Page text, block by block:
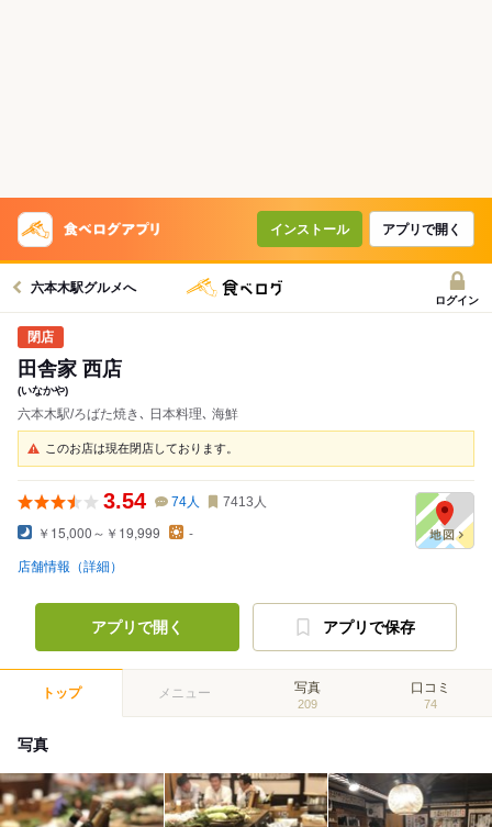
インストール アプリで開く
六本木駅グルメへ
ログイン
田舎家 西店
(いなかや)
六本木駅/ろばた焼き､ 日本料理､ 海鮮
このお店は現在閉店しております。
3.54 74人 7413 人
￥15,000～￥19,999 -
店舗情報（詳細）
アプリで開く アプリで保存
トップ メニュー 写真
209
口コミ
74
写真